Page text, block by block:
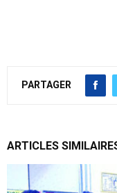
PARTAGER
ARTICLES